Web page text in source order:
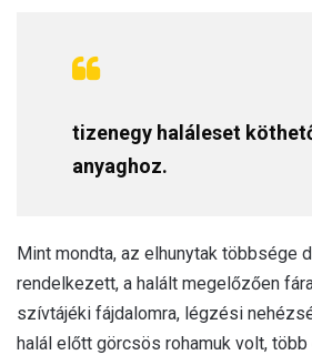
tizenegy haláleset
anyaghoz.
Mint mondta, az elhunytak többsége
rendelkezett, a halált megelőzően
szívtájéki fájdalomra, légzési
halál előtt görcsös rohamuk volt,